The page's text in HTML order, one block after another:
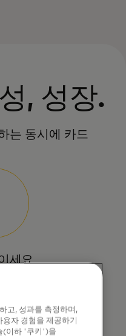
, 성장.
는 동시에 카드
세요
출을 통제하고
서 신뢰를 쌓을 수
.
고, 성과를 측정하며,
자 경험을 제공하기
(이하 '쿠키')을